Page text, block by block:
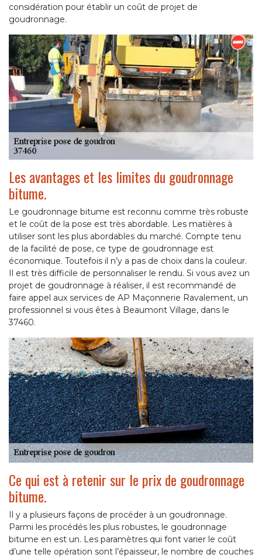
considération pour établir un coût de projet de
goudronnage.
Les avantages et les limites du goudronnage
bitume.
Le goudronnage bitume est reconnu comme très robuste
et le coût de la pose est très abordable. Les matières à
utiliser sont les plus abordables du marché. Compte tenu
de la facilité de pose, ce type de goudronnage est
économique. Toutefois il n’y a pas de choix dans la couleur.
Il est très difficile de personnaliser le rendu. Si vous avez un
projet de goudronnage à réaliser, il est recommandé de
faire appel aux services de AP Maçonnerie Ravalement, un
professionnel si vous êtes à Beaumont Village, dans le
37460.
Ce qui est à retenir sur le prix de goudronnage
bitume.
Il y a plusieurs façons de procéder à un goudronnage.
Parmi les procédés les plus robustes, le goudronnage
bitume en est un. Les paramètres qui font varier le coût
d’une telle opération sont l’épaisseur, le nombre de couches